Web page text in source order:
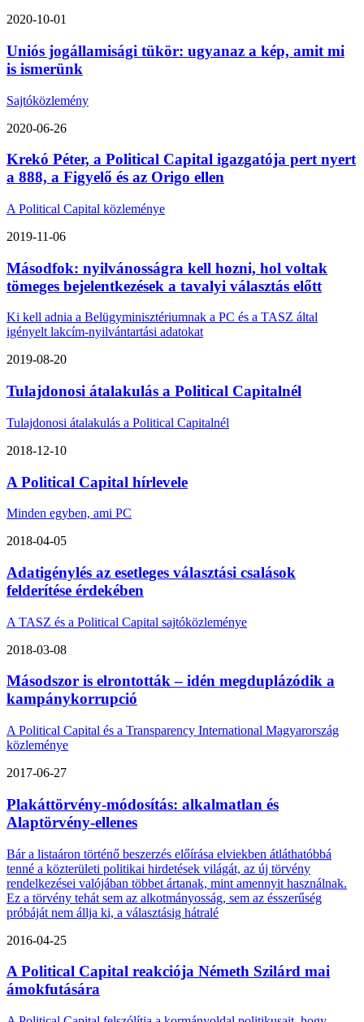
2020-10-01
Uniós jogállamisági tükör: ugyanaz a kép, amit mi
is ismerünk
Sajtóközlemény
2020-06-26
Krekó Péter, a Political Capital igazgatója pert nyert
a 888, a Figyelő és az Origo ellen
A Political Capital közleménye
2019-11-06
Másodfok: nyilvánosságra kell hozni, hol voltak
tömeges bejelentkezések a tavalyi választás előtt
Ki kell adnia a Belügyminisztériumnak a PC és a TASZ által
igényelt lakcím-nyilvántartási adatokat
2019-08-20
Tulajdonosi átalakulás a Political Capitalnél
Tulajdonosi átalakulás a Political Capitalnél
2018-12-10
A Political Capital hírlevele
Minden egyben, ami PC
2018-04-05
Adatigénylés az esetleges választási csalások
felderítése érdekében
A TASZ és a Political Capital sajtóközleménye
2018-03-08
Másodszor is elrontották – idén megduplázódik a
kampánykorrupció
A Political Capital és a Transparency International Magyarország
közleménye
2017-06-27
Plakáttörvény-módosítás: alkalmatlan és
Alaptörvény-ellenes
Bár a listaáron történő beszerzés előírása elviekben átláthatóbbá
tenné a közterületi politikai hirdetések világát, az új törvény
rendelkezései valójában többet ártanak, mint amennyit használnak.
Ez a törvény tehát sem az alkotmányosság, sem az ésszerűség
próbáját nem állja ki, a választásig hátralé
2016-04-25
A Political Capital reakciója Németh Szilárd mai
ámokfutására